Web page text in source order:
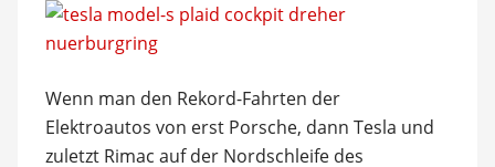
Wenn man den Rekord-Fahrten der
Elektroautos von erst Porsche, dann Tesla und
zuletzt Rimac auf der Nordschleife des